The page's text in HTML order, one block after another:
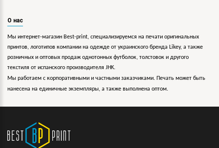
О нас
Мы интернет-магазин Best-print, специализируемся на печати оригинальных
принтов, логотипов компании на одежде от украинского бренда Likey, а также
розничных и оптовых продаж однотонных футболок, толстовок и другого
текстиля от испанского производителя JHK.
Мы работаем с корпоративными и частными заказчиками. Печать может быть
нанесена на единичные экземпляры, а также выполнена оптом.